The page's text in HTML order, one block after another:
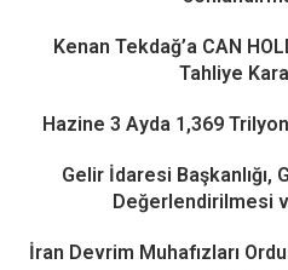
Kenan Tekdağ’a CAN
Tahliye
Hazine 3 Ayda 1,369
Gelir İdaresi Başkanlığı,
Değerlendirilmesi
İran Devrim Muhafızları